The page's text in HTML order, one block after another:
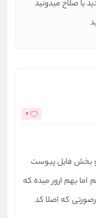
یا صلاح میدونید
0
بخش فایل پیوست
بهم ارور میده که
که اصلا کد